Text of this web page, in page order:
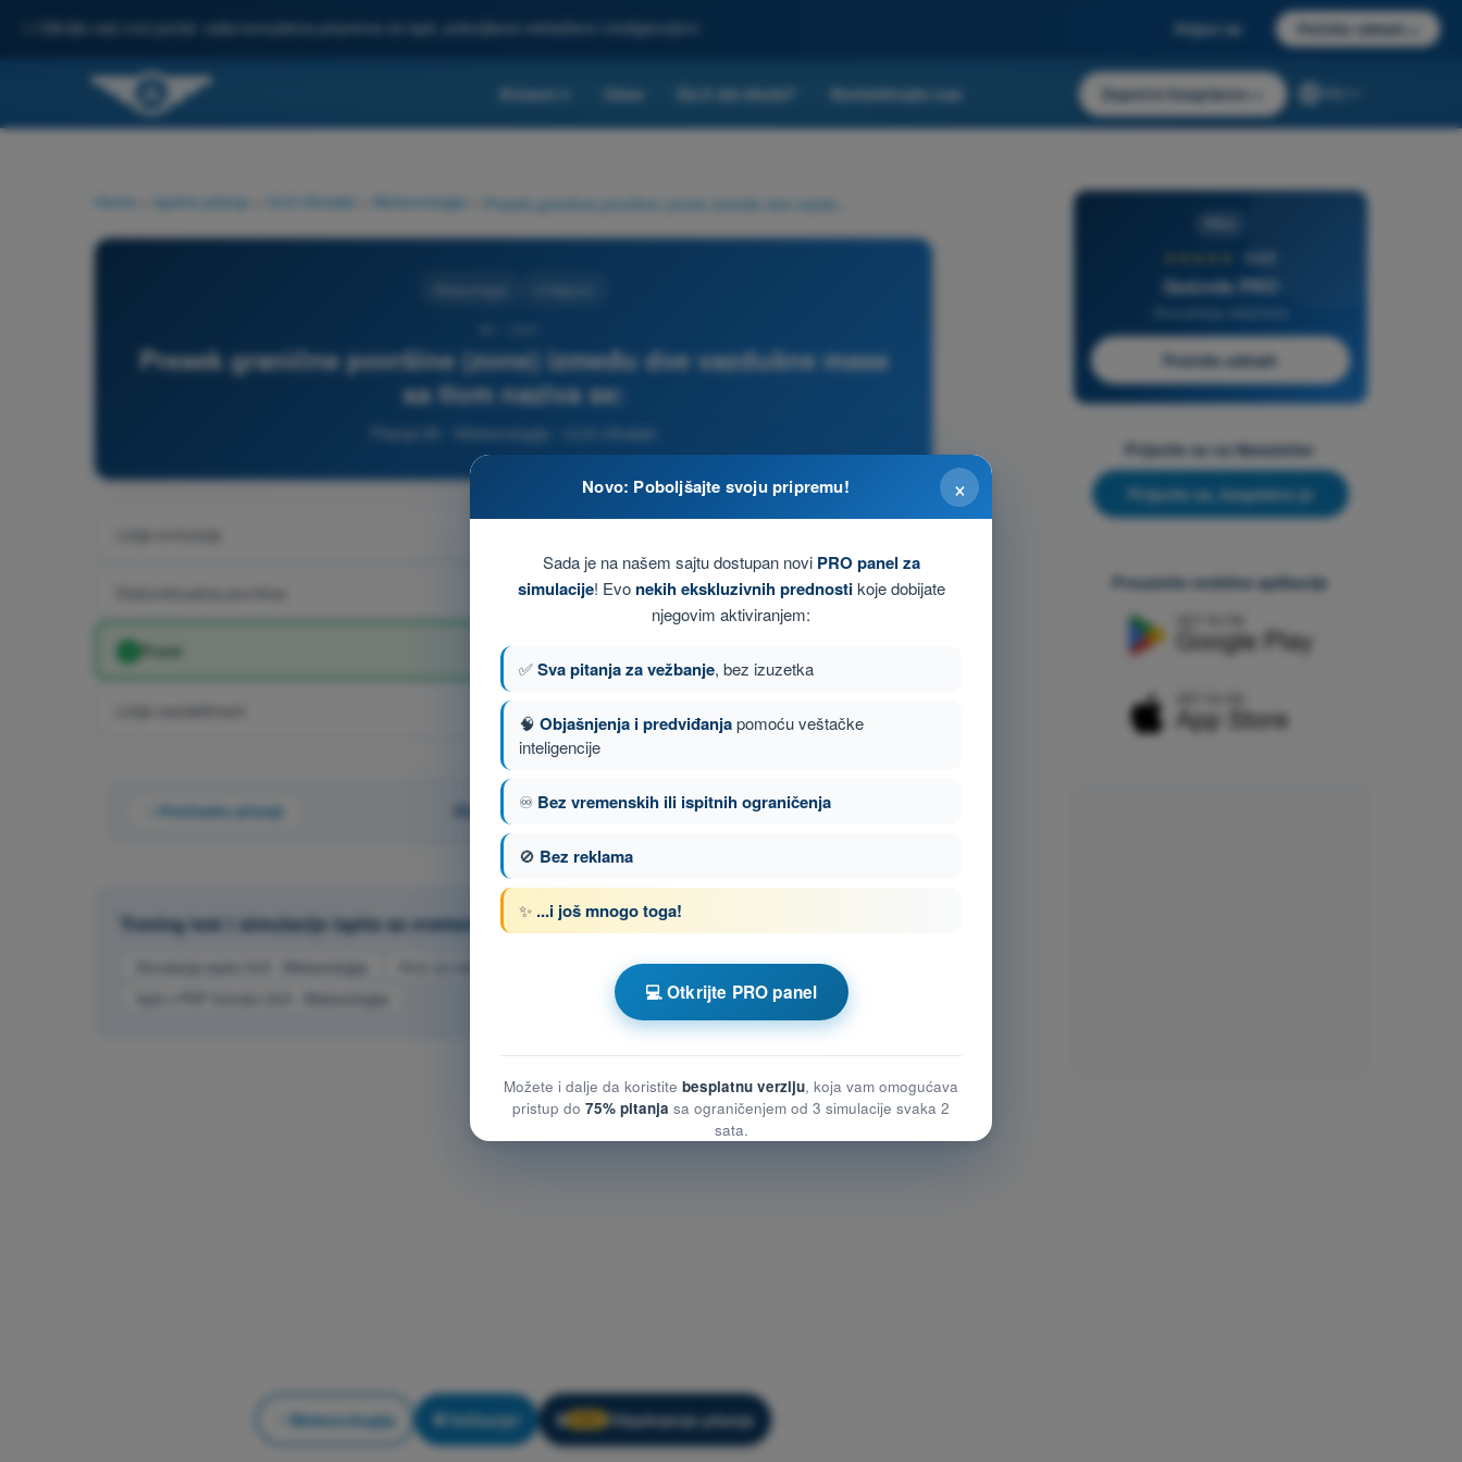
Otkrijte naš novi portal: vaša kompletna priprema za ispit, poboljšana veštačkom inteligencijom Prijavi se Počnite odmah
Kvizovi Cene Da li ste škola? Kontaktirajte nas Započni besplatno
Home Ispitna pitanja ULA Ultralaki Meteorologija
Presek granične površine (zone) između dve vazdušne mase
sa tlom naziva se:
Pitanje 90 - Meteorologija - ULA Ultralaki
Diskontinualna površina
Front
Linija nestabilnosti
Prethodno pitanje Pitanje 90 od 109 Sledeće pitanje
Trening test i simulacije ispita sa vremenom ULA Ultralaki
Simulacija ispita ULA - Meteorologija
Kviz za vežbanje ULA - Meteorologija
Ispit u PDF formatu ULA - Meteorologija
Meteorologija Vežbanje! 🔒 Objašnjenje pitanja
4,6/5
Quizvds PRO
Počnite odmah
Prijavite se na Newsletter
Prijavite se, besplatno je
Preuzmite mobilne aplikacije
×
Novo: Poboljšajte svoju pripremu!
Sada je na našem sajtu dostupan novi PRO panel za
simulacije! Evo nekih ekskluzivnih prednostikoje dobijate
njegovim aktiviranjem:
✅Sva pitanja za vežbanje, bez izuzetka
🧠 Objašnjenja i predviđanjapomoću veštačke
inteligencije
♾️ Bez vremenskih ili ispitnih ograničenja
🚫 Bez reklama
✨ ...i još mnogo toga!
💻 Otkrijte PRO panel
Možete i dalje da koristite besplatnu verziju, koja vam omogućava
pristup do 75% pitanja sa ograničenjem od 3 simulacije svaka 2
sata.